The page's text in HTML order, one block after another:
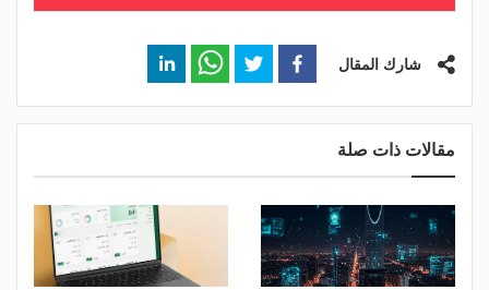
شارك المقال
مقالات ذات صلة